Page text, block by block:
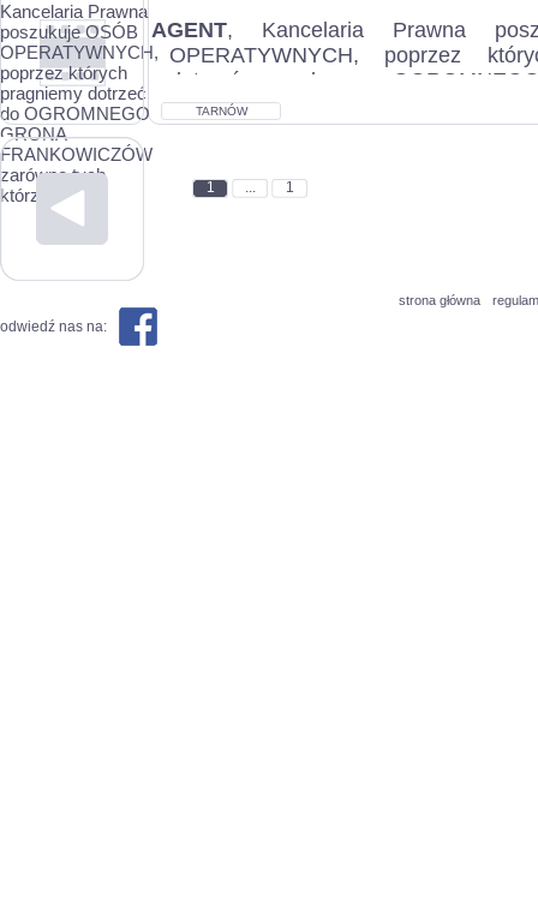
AGENT, Kancelaria Prawna
OPERATYWNYCH, poprzez
dotrzeć do
FRANKOWICZÓW zarówno tych
TARNÓW
1 ... 1
strona główna
odwiedź nas na: